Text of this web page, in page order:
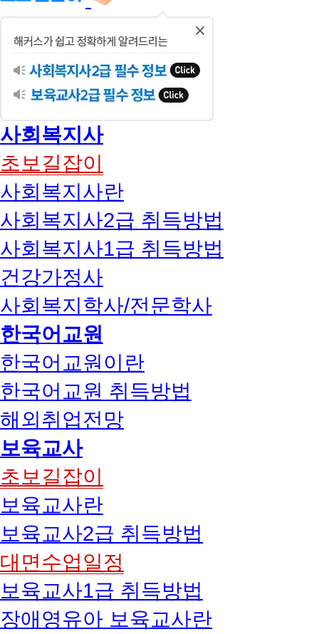
사회복지사
초보길잡이
사회복지사란
사회복지사2급 취득방법
사회복지사1급 취득방법
건강가정사
사회복지학사/전문학사
한국어교원
한국어교원이란
한국어교원 취득방법
해외취업전망
보육교사
초보길잡이
보육교사란
보육교사2급 취득방법
대면수업일정
보육교사1급 취득방법
장애영유아 보육교사란